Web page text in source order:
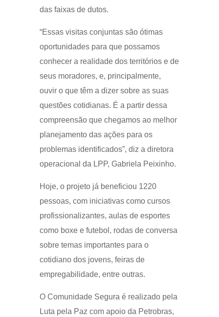
das faixas de dutos.
“Essas visitas conjuntas são ótimas
oportunidades para que possamos
conhecer a realidade dos territórios e de
seus moradores, e, principalmente,
ouvir o que têm a dizer sobre as suas
questões cotidianas. É a partir dessa
compreensão que chegamos ao melhor
planejamento das ações para os
problemas identificados”, diz a diretora
operacional da LPP, Gabriela Peixinho.
Hoje, o projeto já beneficiou 1220
pessoas, com iniciativas como cursos
profissionalizantes, aulas de esportes
como boxe e futebol, rodas de conversa
sobre temas importantes para o
cotidiano dos jovens, feiras de
empregabilidade, entre outras.
O Comunidade Segura é realizado pela
Luta pela Paz com apoio da Petrobras,